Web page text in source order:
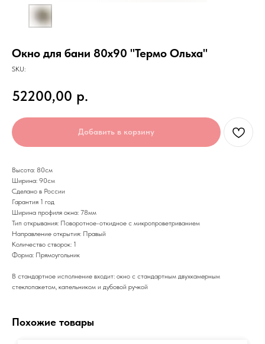
Окно для бани 80х90 "Термо Ольха"
SKU:
52200,00 р.
Добавить в корзину
Высота: 80см
Ширина: 90см
Сделано в России
Гарантия 1 год
Ширина профиля окна: 78мм
Тип открывания: Поворотное-откидное с микропроветриванием
Направление открытия: Правый
Количество створок: 1
Форма: Прямоугольник
В стандартное исполнение входит: окно с стандартным двухкамерным
стеклопакетом, капельником и дубовой ручкой
Похожие товары